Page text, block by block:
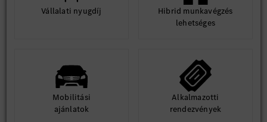
Vállalati nyugdíj
Hibrid munkavégzés
lehetséges
Mobilitási
ajánlatok
Alkalmazotti
rendezvények